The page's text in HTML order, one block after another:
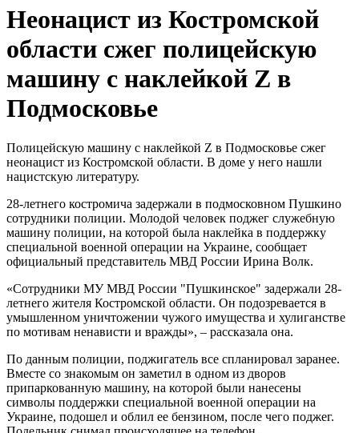
Неонацист из Костромской
области сжег полицейскую
машину с наклейкой Z в
Подмосковье
Полицейскую машину с наклейкой Z в Подмосковье сжег
неонацист из Костромской области. В доме у него нашли
нацистскую литературу.
28-летнего костромича задержали в подмосковном Пушкино
сотрудники полиции. Молодой человек поджег служебную
машину полиции, на которой была наклейка в поддержку
специальной военной операции на Украине, сообщает
официальный представитель МВД России Ирина Волк.
«Сотрудники МУ МВД России "Пушкинское" задержали 28-
летнего жителя Костромской области. Он подозревается в
умышленном уничтожении чужого имущества и хулиганстве
по мотивам ненависти и вражды», – рассказала она.
По данным полиции, поджигатель все спланировал заранее.
Вместе со знакомым он заметил в одном из дворов
припаркованную машину, на которой были нанесены
символы поддержки специальной военной операции на
Украине, подошел и облил ее бензином, после чего поджег.